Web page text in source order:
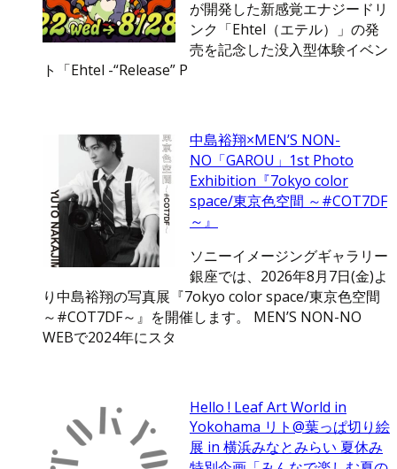
が開発した新感覚エナジードリ
ンク「Ehtel（エテル）」の発
売を記念した没入型体験イベン
ト「Ehtel -“Release” P
中島裕翔×MEN’S NON-
NO「GAROU」1st Photo
Exhibition『7okyo color
space/東京色空間 ～#COT7DF
～』
ソニーイメージングギャラリー
銀座では、2026年8月7日(金)よ
り中島裕翔の写真展『7okyo color space/東京色空間
～#COT7DF～』を開催します。 MEN’S NON-NO
WEBで2024年にスタ
Hello ! Leaf Art World in
Yokohama リト@葉っぱ切り絵
展 in 横浜みなとみらい 夏休み